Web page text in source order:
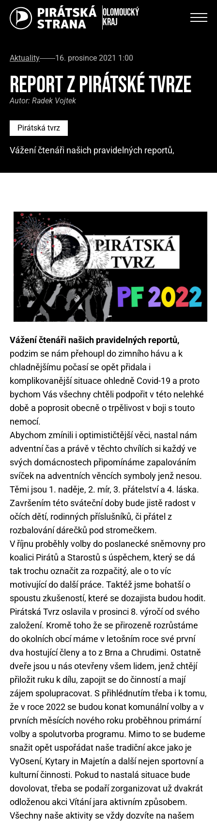
Olomoucký
kraj
Aktuality 16. prosince 2021 1:00
REPORT Z PIRÁTSKÉ TVRZE
Autor: Radek Vojtek
Pirátská tvrz
Vážení čtenáři našich pravidelných reportů,
Vážení čtenáři našich pravidelných reportů,
podzim se nám přehoupl do zimního hávu a k
chladnějšímu počasí se opět přidala i
komplikovanější situace ohledně Covid-19 a proto
bychom Vás všechny chtěli podpořit v této nelehké
době a poprosit obecně o trpělivost v boji s touto
nemocí.
Abychom zmínili i optimističtější věci, nastal nám
adventní čas a právě v těchto chvílích si každý ve
svých domácnostech připomínáme zapalováním
svíček na adventních věncích symboly jenž nesou.
Těmi jsou 1. naděje, 2. mír, 3. přátelství a 4. láska.
Završením této sváteční doby bude jistě radost v
očích dětí, rodinných příslušníků, či přátel z
rozbalování dárečků pod stromečkem.
V říjnu proběhly volby do poslanecké sněmovny pro
koalici Pirátů a Starostů s úspěchem, který se dá
tak trochu označit za rozpačitý, ale o to víc
motivující do další práce. Taktéž jsme bohatší o
spoustu zkušeností, které se dozajista budou hodit.
Pirátská Tvrz oslavila v prosinci 8. výročí od svého
založení. Kromě toho že se přirozeně rozrůstáme
do okolních obcí máme v letošním roce své první
dva hostující členy a to z Brna a Chrudimi. Ostatně
dveře jsou u nás otevřeny všem lidem, jenž chtějí
přiložit ruku k dílu, zapojit se do činností a mají
zájem spolupracovat. S přihlédnutím třeba i k tomu,
že v roce 2022 se budou konat komunální volby a v
prvních měsících nového roku proběhnou primární
volby a spolutvorba programu. Mimo to se budeme
snažit opět uspořádat naše tradiční akce jako je
VyOsení, Kytary in Majetín a další nejen sportovní a
kulturní činnosti. Pokud to nastalá situace bude
dovolovat, třeba se podaří zorganizovat už dvakrát
odloženou akci Vítání jara aktivním způsobem.
Všechny naše aktivity se vždy dozvíte na našem